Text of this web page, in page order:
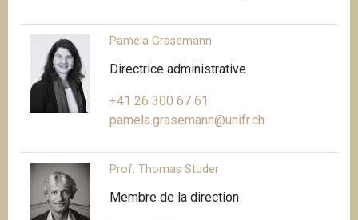
Pamela Grasemann
Directrice administrative
+41 26 300 67 61
pamela.grasemann@unifr.ch
Prof. Thomas Studer
Membre de la direction